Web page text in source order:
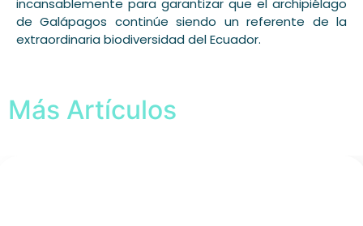
incansablemente para garantizar que el archipiélago
de Galápagos continúe siendo un referente de la
extraordinaria biodiversidad del Ecuador.
Más Artículos